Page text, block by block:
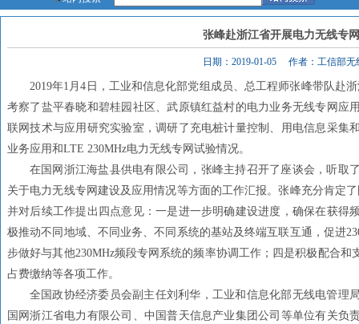
张峰赴浙江省开展电力无线专
日期：2019-01-05 作者：工信部无
2019年1月4日，工业和信息化部党组成员、总工程师张峰带队赴
考察了盐平春晓和碧桂园社区、武原镇红益村的电力业务无线专网应
联网技术与应用研究实验室，调研了充电桩计量控制、用电信息采集
业务应用和LTE 230MHz电力无线专网试验情况。
在国网浙江海盐县供电有限公司，张峰主持召开了座谈会，听取
关于电力无线专网建设及应用情况等方面的工作汇报。张峰充分肯定
并对后续工作提出四点意见：一是进一步明确建设进度，确保在获得
极推动不同地域、不同业务、不同系统的基站及终端互联互通，促进
步做好与其他230MHz频段专网系统的频率协调工作；四是积极配合
占费缴纳等各项工作。
全国政协经济委员会副主任刘利华，工业和信息化部无线电管理
国网浙江省电力有限公司、中国普天信息产业集团公司等单位有关负